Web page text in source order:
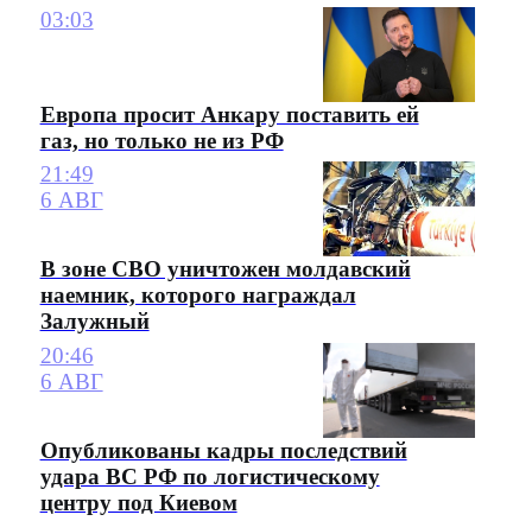
03:03
Европа просит Анкару поставить ей
газ, но только не из РФ
21:49
6 АВГ
В зоне СВО уничтожен молдавский
наемник, которого награждал
Залужный
20:46
6 АВГ
Опубликованы кадры последствий
удара ВС РФ по логистическому
центру под Киевом